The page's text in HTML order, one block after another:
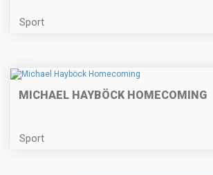
Sport
MICHAEL HAYBÖCK HOMECOMING
Sport